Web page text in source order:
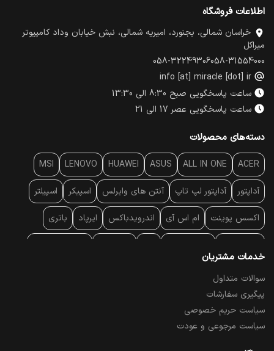
اطلاعات فروشگاه
خراسان شمالی، بجنورد، امیریه شمالی، نبش خیابان وداد کامپیوتر
میراکل
058-31554000
058-32249306
info [at] miracle [dot] ir
ساعت پاسخگویی صبح 8:30 الی 13:30
ساعت پاسخگویی عصر 17 الی 21
دسته‌های محصولات
ACER
ALL IN ONE
ASUS
HUAWEI
LENOVO
MSI
آداپتور آداپتور لپ تاپ آنتن‌ های وایرلس اسپیکر اسپیلتر
اکسس پوینت ام اس آی اندرویدباکس ایرپاد باتری
پایه سقفی
پرده نمایش
تبلت و موبایل تجهیزات پسیو شبکه
خدمات مشتریان
سوالات متداول
پیگیری سفارشات
سیاست حریم خصوصی
سیاست مرجوعی و عودت